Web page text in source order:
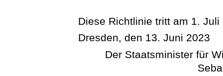
Diese Richtlinie tritt am 1. Juli
Dresden, den 13. Juni 2023
Der Staatsminister für